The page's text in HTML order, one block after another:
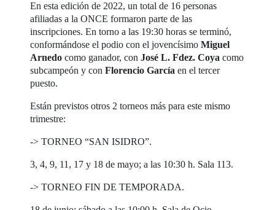
En esta edición de 2022, un total de 16 personas
afiliadas a la ONCE formaron parte de las
inscripciones. En torno a las 19:30 horas se terminó,
conformándose el podio con el jovencísimoMiguel
Arnedocomo ganador, con José L. Fdez. Coya como
subcampeón y conFlorencio García en el tercer
puesto.
Están previstos otros 2 torneos más para este mismo
trimestre:
-> TORNEO “SAN ISIDRO”.
3, 4, 9, 11, 17 y 18 de mayo; a las 10:30 h. Sala 113.
-> TORNEO FIN DE TEMPORADA.